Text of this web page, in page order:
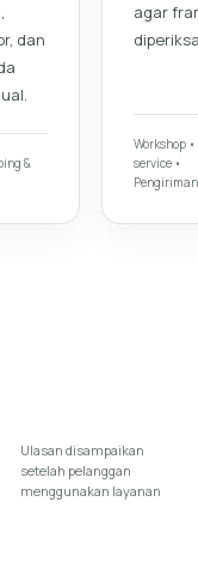
dan
&
agar
Workshop
service •
Pengiriman
Ulasan disampaikan
setelah pelanggan
menggunakan layanan